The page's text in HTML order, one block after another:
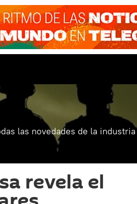
las novedades de la industria
revela el